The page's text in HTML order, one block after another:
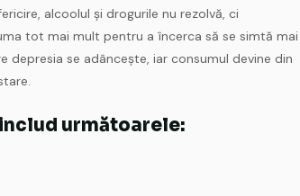
alcoolul și drogurile nu rezolvă, ci
tot mai mult pentru a încerca să se simtă mai
depresia se adâncește, iar consumul devine din
următoarele: